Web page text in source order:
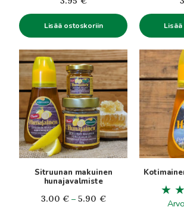
Lisää ostoskoriin
Sitruunan makuinen
hunajavalmiste
3.00 € – 5.90 €Hintaluokka:
Tällä
tuotteella
on
useampi
muunnelma.
Voit
tehdä
valinnat
Tällä
tuotteella
on
useampi
muunnelma.
Voit
tehdä
valinnat